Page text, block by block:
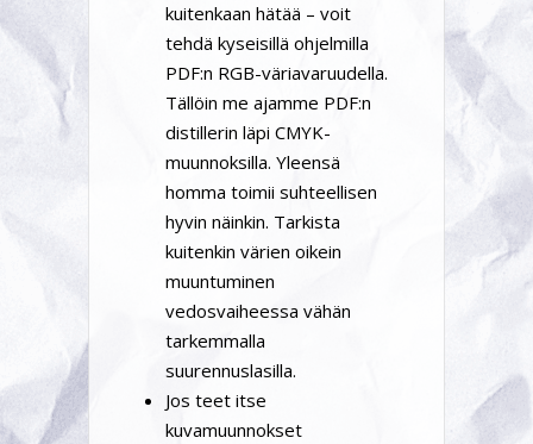
kuitenkaan hätää – voit
tehdä kyseisillä ohjelmilla
PDF:n RGB-väriavaruudella.
Tällöin me ajamme PDF:n
distillerin läpi CMYK-
muunnoksilla. Yleensä
homma toimii suhteellisen
hyvin näinkin. Tarkista
kuitenkin värien oikein
muuntuminen
vedosvaiheessa vähän
tarkemmalla
suurennuslasilla.
Jos teet itse
kuvamuunnokset